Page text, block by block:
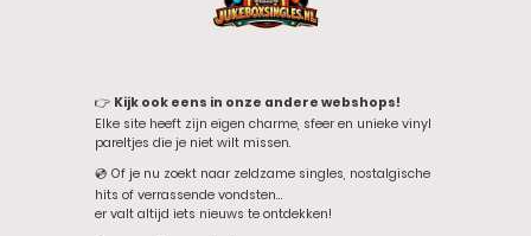
👉 Kijk ook eens in onze andere webshops!
Elke site heeft zijn eigen charme, sfeer en unieke vinyl
pareltjes die je niet wilt missen.
💿 Of je nu zoekt naar zeldzame singles, nostalgische
hits of verrassende vondsten…
er valt altijd iets nieuws te ontdekken!